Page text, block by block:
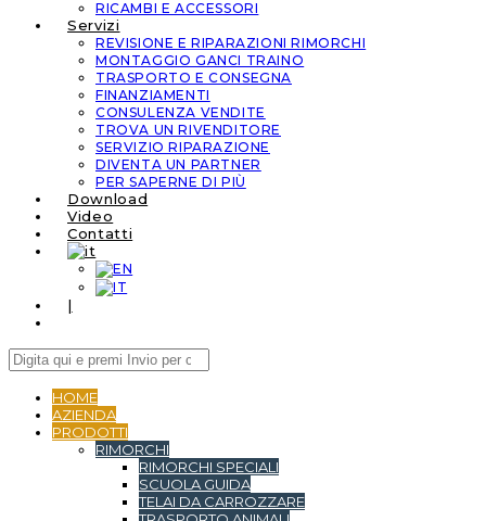
RICAMBI E ACCESSORI
Servizi
REVISIONE E RIPARAZIONI RIMORCHI
MONTAGGIO GANCI TRAINO
TRASPORTO E CONSEGNA
FINANZIAMENTI
CONSULENZA VENDITE
TROVA UN RIVENDITORE
SERVIZIO RIPARAZIONE
DIVENTA UN PARTNER
PER SAPERNE DI PIÙ
Download
Video
Contatti
|
HOME
AZIENDA
PRODOTTI
RIMORCHI
RIMORCHI SPECIALI
SCUOLA GUIDA
TELAI DA CARROZZARE